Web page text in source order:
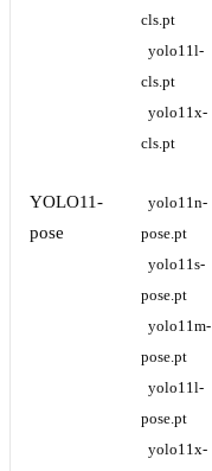
cls.pt
yolo11l-
cls.pt
yolo11x-
cls.pt
YOLO11-
pose
yolo11n-
pose.pt
yolo11s-
pose.pt
yolo11m-
pose.pt
yolo11l-
pose.pt
yolo11x-